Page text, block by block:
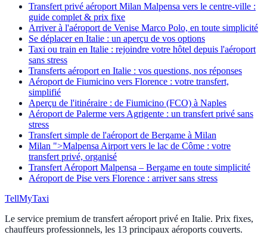
Transfert privé aéroport Milan Malpensa vers le centre-ville :
guide complet & prix fixe
Arriver à l'aéroport de Venise Marco Polo, en toute simplicité
Se déplacer en Italie : un aperçu de vos options
Taxi ou train en Italie : rejoindre votre hôtel depuis l'aéroport
sans stress
Transferts aéroport en Italie : vos questions, nos réponses
Aéroport de Fiumicino vers Florence : votre transfert,
simplifié
Aperçu de l'itinéraire : de Fiumicino (FCO) à Naples
Aéroport de Palerme vers Agrigente : un transfert privé sans
stress
Transfert simple de l'aéroport de Bergame à Milan
Milan ">Malpensa Airport vers le lac de Côme : votre
transfert privé, organisé
Transfert Aéroport Malpensa – Bergame en toute simplicité
Aéroport de Pise vers Florence : arriver sans stress
TellMyTaxi
Le service premium de transfert aéroport privé en Italie. Prix fixes,
chauffeurs professionnels, les 13 principaux aéroports couverts.